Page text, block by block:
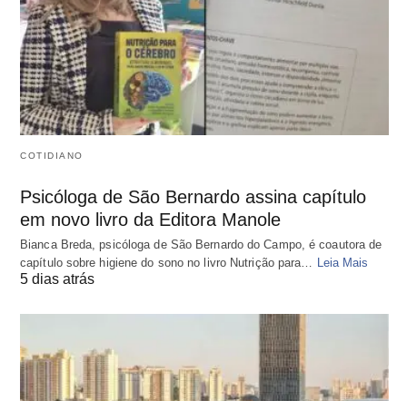
COTIDIANO
Psicóloga de São Bernardo assina capítulo
em novo livro da Editora Manole
Bianca Breda, psicóloga de São Bernardo do Campo, é coautora de
capítulo sobre higiene do sono no livro Nutrição para… Leia Mais
5 dias atrás